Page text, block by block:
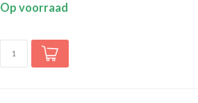
Op voorraad